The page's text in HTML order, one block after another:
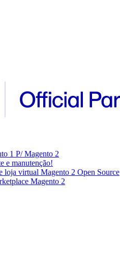
1 P/ Magento 2
e manutenção!
loja virtual Magento 2 Open Source
Magento 2